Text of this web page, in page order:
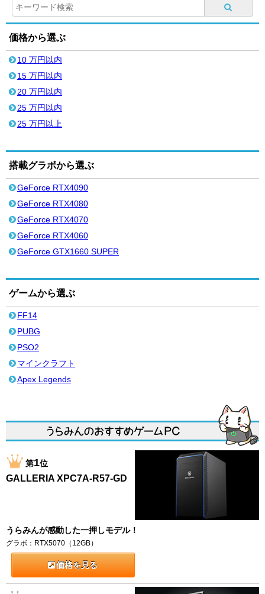
価格から選ぶ
10 万円以内
15 万円以内
20 万円以内
25 万円以内
25 万円以上
搭載グラボから選ぶ
GeForce RTX4090
GeForce RTX4080
GeForce RTX4070
GeForce RTX4060
GeForce GTX1660 SUPER
ゲームから選ぶ
FF14
PUBG
PSO2
マインクラフト
Apex Legends
第1位
GALLERIA XPC7A-R57-GD
うらみんが感動した一押しモデル！
グラボ：RTX5070（12GB）
価格を見る